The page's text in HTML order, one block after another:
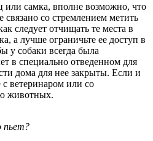
или самка, вполне возможно, что
связано со стремлением метить
следует отчищать те места в
а лучше ограничьте ее доступ в
у собаки всегда была
в специально отведенном для
дома для нее закрыты. Если и
ветеринаром или со
животных.
пьет?